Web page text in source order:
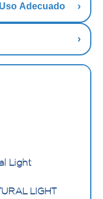
Uso Adecuado
Light
LIGHT